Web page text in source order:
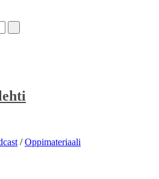
/Oppimateriaali